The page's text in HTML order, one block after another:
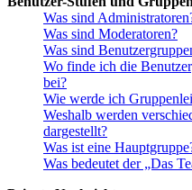
Was sind
Was sind Moderatoren?
Was sind
Wo finde ich die
bei?
Wie werde ich
Weshalb werden
dargestellt?
Was ist eine
Was bedeutet der „Das